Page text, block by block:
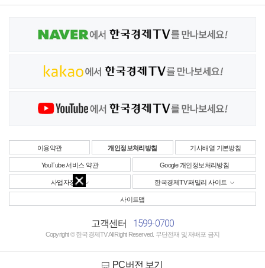
이용약관 개인정보처리방침 기사배열 기본방침
YouTube 서비스 약관 Google 개인정보처리방침
사업자정보 한국경제TV 패밀리 사이트
사이트맵
고객센터 1599-0700
Copyright © 한국경제TV All Right Reserved. 무단전재 및 재배포 금지
PC버전 보기